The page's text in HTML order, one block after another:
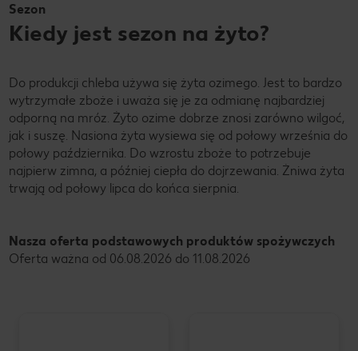
Sezon
Kiedy jest sezon na żyto?
Do produkcji chleba używa się żyta ozimego. Jest to bardzo
wytrzymałe zboże i uważa się je za odmianę najbardziej
odporną na mróz. Żyto ozime dobrze znosi zarówno wilgoć,
jak i suszę. Nasiona żyta wysiewa się od połowy września do
połowy października. Do wzrostu zboże to potrzebuje
najpierw zimna, a później ciepła do dojrzewania. Żniwa żyta
trwają od połowy lipca do końca sierpnia.
Nasza oferta podstawowych produktów spożywczych
Oferta ważna od 06.08.2026 do 11.08.2026